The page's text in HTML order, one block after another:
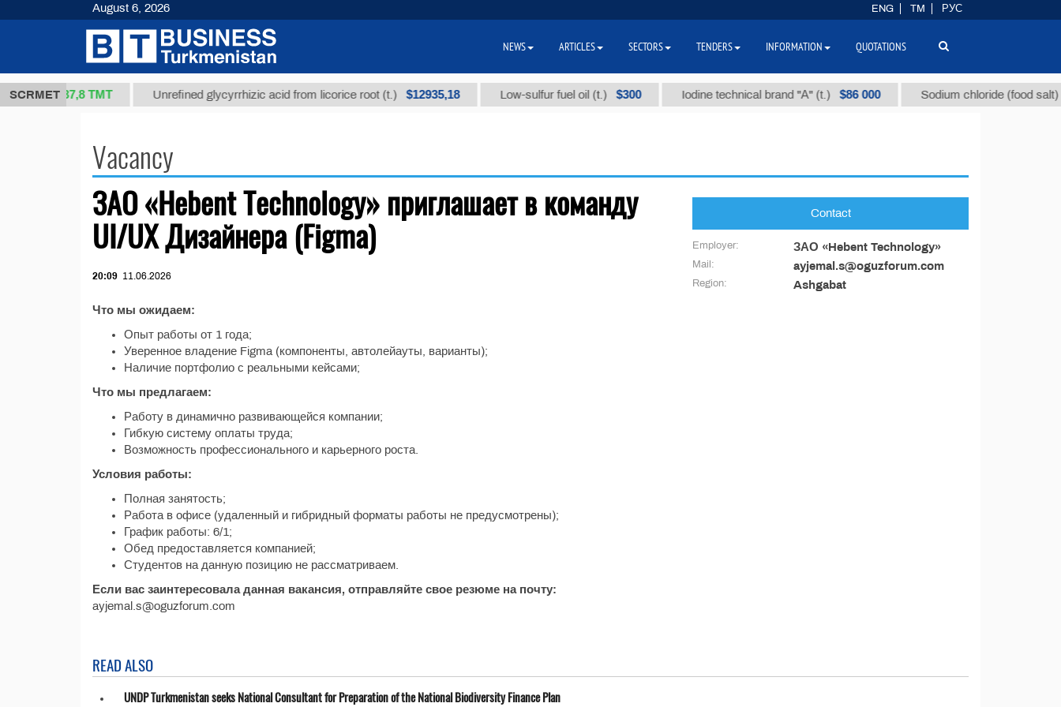
SCRMET
1(kg.) 37,8 ТМТ Unrefined glycyrrhizic acid from licorice root (t.) $12935,18 Low-sulfur fuel oil (t.) $300 Iodine technical brand "А" (t.) $86 000 Sodium chloride (food salt)
Vacancy
ЗАО «Hebent Technology» приглашает в команду
UI/UX Дизайнера (Figma)
20:09 11.06.2026
Что мы ожидаем:
Опыт работы от 1 года;
Уверенное владение Figma (компоненты, автолейауты, варианты);
Наличие портфолио с реальными кейсами;
Что мы предлагаем:
Работу в динамично развивающейся компании;
Гибкую систему оплаты труда;
Возможность профессионального и карьерного роста.
Условия работы:
Полная занятость;
Работа в офисе (удаленный и гибридный форматы работы не предусмотрены);
График работы: 6/1;
Обед предоставляется компанией;
Студентов на данную позицию не рассматриваем.
Если вас заинтересовала данная вакансия, отправляйте свое резюме на почту:
ayjemal.s@oguzforum.com
Contact
Employer: ЗАО «Hebent Technology»
Mail: ayjemal.s@oguzforum.com
Region: Ashgabat
READ ALSO
UNDP Turkmenistan seeks National Consultant for Preparation of the National Biodiversity Finance Plan
August 6, 2026 ENG TM РУС
NEWS ARTICLES SECTORS TENDERS INFORMATION QUOTATIONS